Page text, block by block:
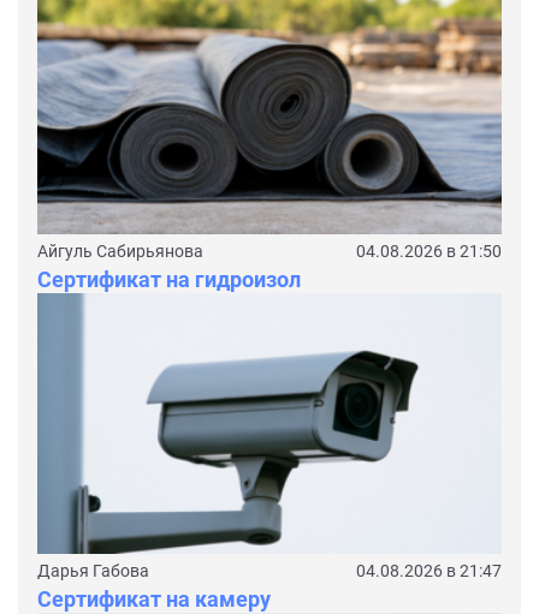
Айгуль Сабирьянова 04.08.2026 в 21:50
Сертификат на гидроизол
Дарья Габова 04.08.2026 в 21:47
Сертификат на камеру